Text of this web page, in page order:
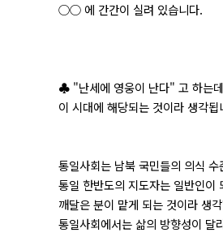
○○ 에 간간이 실려 있습니다.
♣ "난세에 영웅이 난다" 고 하는
이 시대에 해당되는 것이라 생각됩
통일사회는 남북 국민들의 의식
통일 한반도의 지도자는 일반인이
깨달은 분이 맡게 되는 것이라 생
통일사회에서는 삶의 방향성이 달